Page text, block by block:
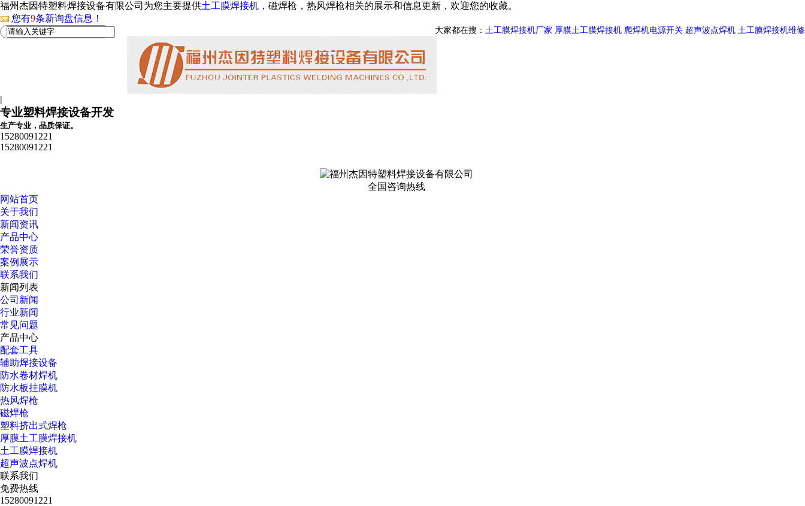
福州杰因特塑料焊接设备有限公司为您主要提供土工膜焊接机 ，磁焊枪，热风焊枪相关的展示和信息更新，欢迎您的收藏。
您有9条新询盘信息！
大家都在搜： 土工膜焊接机厂家 厚膜土工膜焊接机 爬焊机电源开关 超声波点焊机 土工膜焊接机维修
|
专业塑料焊接设备开发
生产专业，品质保证。
15280091221
15280091221
全国咨询热线
网站首页
关于我们
新闻资讯
产品中心
荣誉资质
案例展示
联系我们
新闻列表
公司新闻
行业新闻
常见问题
产品中心
配套工具
辅助焊接设备
防水卷材焊机
防水板挂膜机
热风焊枪
磁焊枪
塑料挤出式焊枪
厚膜土工膜焊接机
土工膜焊接机
超声波点焊机
联系我们
免费热线
15280091221